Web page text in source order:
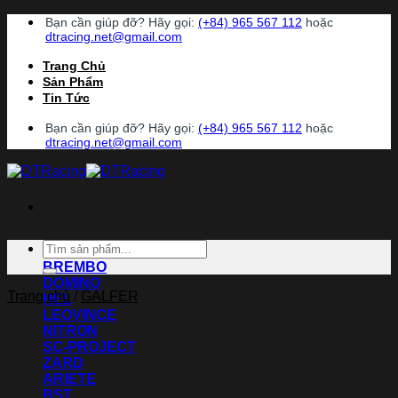
Chuyển
dung
Bạn cần giúp đỡ? Hãy gọi: (+84) 965 567 112 hoặc
dtracing.net@gmail.com
Trang Chủ
Sản Phẩm
Tin Tức
Bạn cần giúp đỡ? Hãy gọi: (+84) 965 567 112 hoặc
dtracing.net@gmail.com
ACCOSSATO
BREMBO
DOMINO
HEL
LEOVINCE
NITRON
SC-PROJECT
ZARD
ARIETE
BST
Tìm
kiếm:
Trang chủ / GALFER